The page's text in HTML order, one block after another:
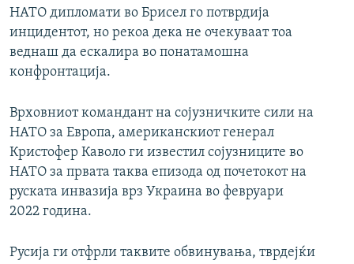
НАТО дипломати во Брисел го потврдија
инцидентот, но рекоа дека не очекуваат тоа
веднаш да ескалира во понатамошна
конфронтација.
Врховниот командант на сојузничките сили на
НАТО за Европа, американскиот генерал
Кристофер Каволо ги известил сојузниците во
НАТО за првата таква епизода од почетокот на
руската инвазија врз Украина во февруари
2022 година.
Русија ги отфрли таквите обвинувања, тврдејќи